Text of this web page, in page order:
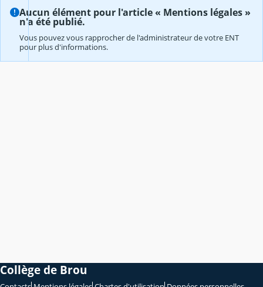
Aucun élément pour l'article « Mentions légales »
n'a été publié.
Vous pouvez vous rapprocher de l'administrateur de votre ENT
pour plus d'informations.
Collège de Brou